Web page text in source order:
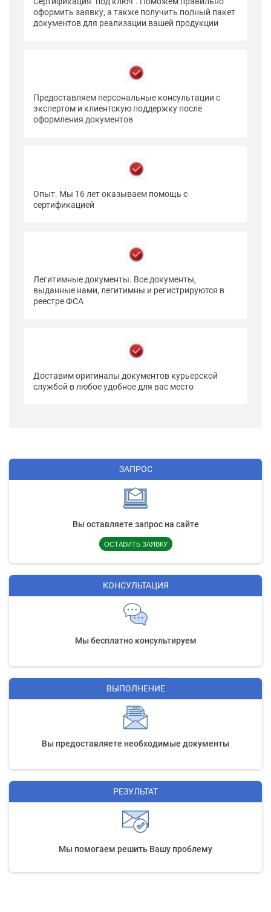
оформить заявку, а также получить полный пакет
документов для реализации вашей продукции
Предоставляем персональные консультации с
экспертом и клиентскую поддержку после
оформления документов
Опыт. Мы 16 лет оказываем помощь с
сертификацией
Легитимные документы. Все документы,
выданные нами, легитимны и регистрируются в
реестре ФСА
Доставим оригиналы документов курьерской
службой в любое удобное для вас место
ЗАПРОС
Вы оставляете запрос на сайте
ОСТАВИТЬ ЗАЯВКУ
КОНСУЛЬТАЦИЯ
Мы бесплатно консультируем
ВЫПОЛНЕНИЕ
Вы предоставляете необходимые документы
РЕЗУЛЬТАТ
Мы помогаем решить Вашу проблему